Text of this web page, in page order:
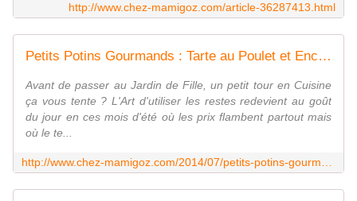
http://www.chez-mamigoz.com/article-36287413.html
Petits Potins Gourmands : Tarte au Poulet et Encornet Géant - Chez Mamigoz
Avant de passer au Jardin de Fille, un petit tour en Cuisine
ça vous tente ? L'Art d'utiliser les restes redevient au goût
du jour en ces mois d'été où les prix flambent partout mais
où le te...